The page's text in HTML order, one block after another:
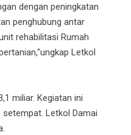
dengan peningkatan
penghubung antar
rehabilitasi Rumah
Letkol
miliar. Kegiatan ini
Letkol Damai